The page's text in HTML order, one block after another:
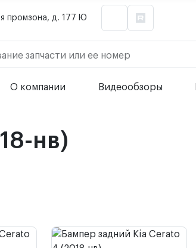
промзона, д. 177 Ю
запчасти или ее номер
О компании Видеообзоры
нв)